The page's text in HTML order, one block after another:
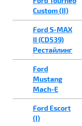
Custom (II)
Ford S-MAX
II (CD539)
Рестайлинг
Ford
Mustang
Mach-E
Ford Escort
(I)